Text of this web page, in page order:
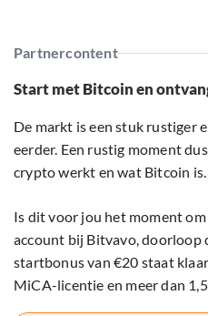
Partnercontent
Start met Bitcoin en
De markt is een stuk rustiger
eerder. Een rustig moment
crypto werkt en wat Bitcoin is.
Is dit voor jou het moment
account bij Bitvavo, doorloop
startbonus van €20 staat
MiCA-licentie en meer dan